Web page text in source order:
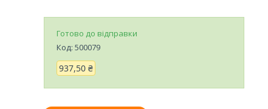
Готово до відправки
Код: 500079
937,50 ₴